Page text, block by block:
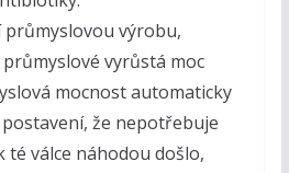
výrobu,
vyrůstá moc
mocnost automaticky
že nepotřebuje
té válce náhodou došlo,